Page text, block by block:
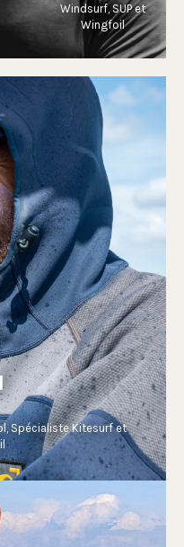
Windsurf, SUP et
Wingfoil
Spécialiste Kitesurf et